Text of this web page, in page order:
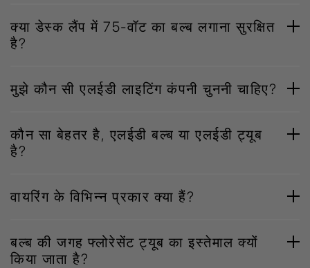
क्या डेस्क लैंप में 75-वॉट का बल्ब लगाना सुरक्षित
है?
मुझे कौन सी एलईडी लाइटिंग कंपनी चुननी चाहिए?
कौन सा बेहतर है, एलईडी बल्ब या एलईडी ट्यूब
है?
वायरिंग के विभिन्न प्रकार क्या हैं?
बल्ब की जगह फ्लोरेसेंट ट्यूब का इस्तेमाल क्यों
किया जाता है?